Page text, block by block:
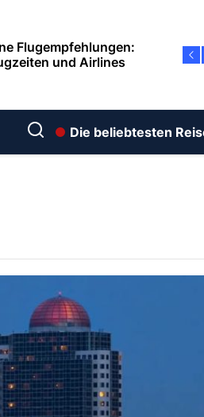
für Ottawa: Vom
Verkehrsführer: So
du die fünftgrößte
Flüge ab
– Reisezeit Mitte
Flugempfehlungen:
und Airlines
Die beliebtesten